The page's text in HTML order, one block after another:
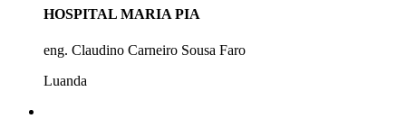
HOSPITAL MARIA PIA
eng. Claudino Carneiro Sousa Faro
Luanda